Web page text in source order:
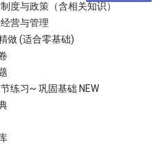
度与政策（含相关知识）
营与管理
做 (适合零基础)
练习~ 巩固基础 NEW